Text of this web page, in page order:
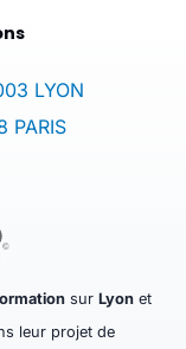
LYON
PARIS
sur Lyonet
leur projet de